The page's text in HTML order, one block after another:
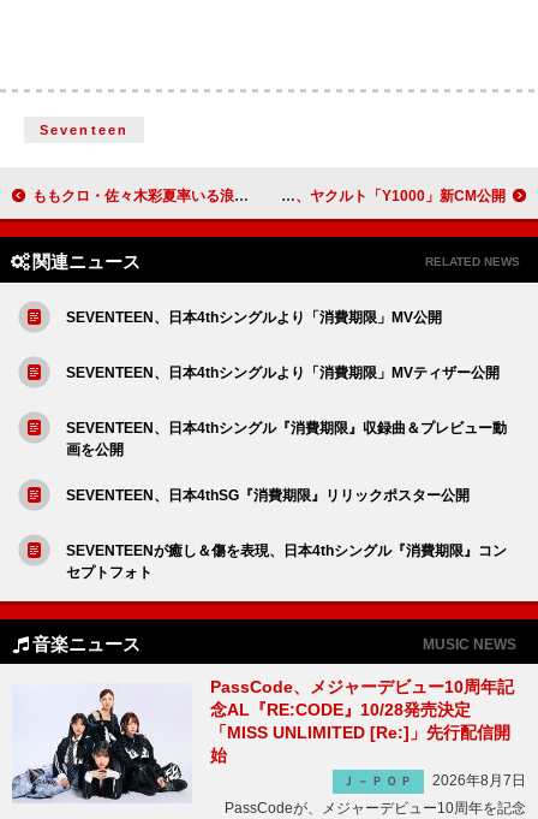
Seventeen
ももクロ・佐々木彩夏率いる浪江女子発組合、1st EP『会いに行っていいですか』収録特典のトレーラー映像公開 MISIAの未発表新曲「CHANGE MY WORLD」起用＆本人出演、ヤクルト「Y1000」新CM公開
関連ニュース RELATED NEWS
SEVENTEEN、日本4thシングルより「消費期限」MV公開
SEVENTEEN、日本4thシングルより「消費期限」MVティザー公開
SEVENTEEN、日本4thシングル『消費期限』収録曲＆プレビュー動
画を公開
SEVENTEEN、日本4thSG『消費期限』リリックポスター公開
SEVENTEENが癒し＆傷を表現、日本4thシングル『消費期限』コン
セプトフォト
音楽ニュース MUSIC NEWS
PassCode、メジャーデビュー10周年記
念AL『RE:CODE』10/28発売決定
「MISS UNLIMITED [Re:]」先行配信開
始
Ｊ－ＰＯＰ
2026年8月7日
PassCodeが、メジャーデビュー10周年を記念